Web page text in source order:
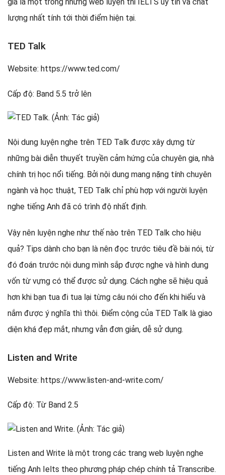
giá là một trong những web luyện thi IELTS uy tín và chất
lượng nhất tính tới thời điểm hiện tại.
TED Talk
Website: https://www.ted.com/
Cấp độ: Band 5.5 trở lên
Nội dung luyện nghe trên TED Talk được xây dựng từ
những bài diễn thuyết truyền cảm hứng của chuyên gia, nhà
chính trị học nổi tiếng. Bởi nội dung mang nặng tính chuyên
ngành và học thuật, TED Talk chỉ phù hợp với người luyện
nghe tiếng Anh đã có trình độ nhất định.
Vậy nên luyện nghe như thế nào trên TED Talk cho hiệu
quả? Tips dành cho bạn là nên đọc trước tiêu đề bài nói, từ
đó đoán trước nội dung mình sắp được nghe và hình dung
vốn từ vựng có thể được sử dụng. Cách nghe sẽ hiệu quả
hơn khi bạn tua đi tua lại từng câu nói cho đến khi hiểu và
nắm được ý nghĩa thì thôi. Điểm cộng của TED Talk là giao
diện khá đẹp mắt, nhưng vẫn đơn giản, dễ sử dụng.
Listen and Write
Website: https://www.listen-and-write.com/
Cấp độ: Từ Band 2.5
Listen and Write là một trong các trang web luyện nghe
tiếng Anh Ielts theo phương pháp chép chính tả Transcribe.